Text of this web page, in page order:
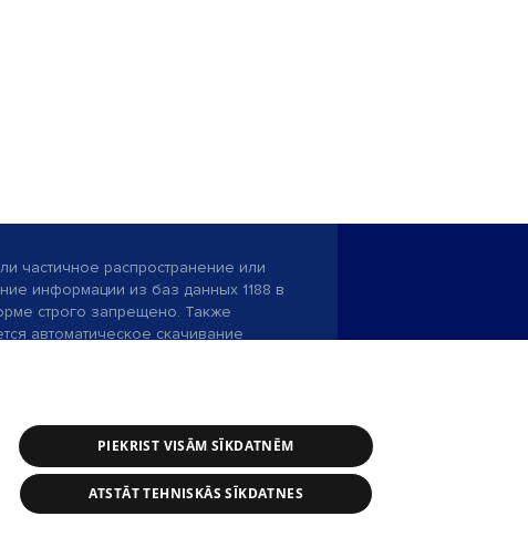
частичное распространение или
информации из баз данных 1188 в
строго запрещено. Также
автоматическое скачивание
портала: э-почта -info@1188.lv
SIA Helio Media2004-2026
PIEKRIST VISĀM SĪKDATNĒM
ATSTĀT TEHNISKĀS SĪKDATNES